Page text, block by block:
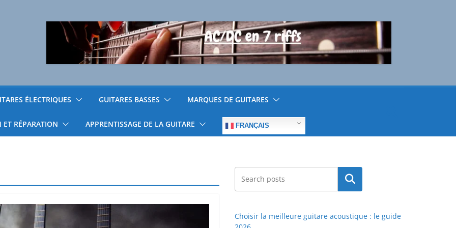
ÉLECTRIQUES GUITARES BASSES MARQUES DE GUITARES
ET RÉPARATION APPRENTISSAGE DE LA GUITARE FRANÇAIS
Rechercher
Choisir la meilleure guitare acoustique : le guide